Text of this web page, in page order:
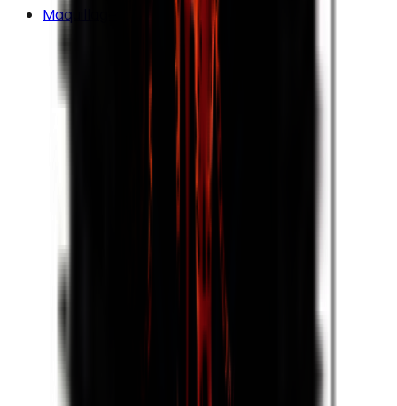
Maquillage